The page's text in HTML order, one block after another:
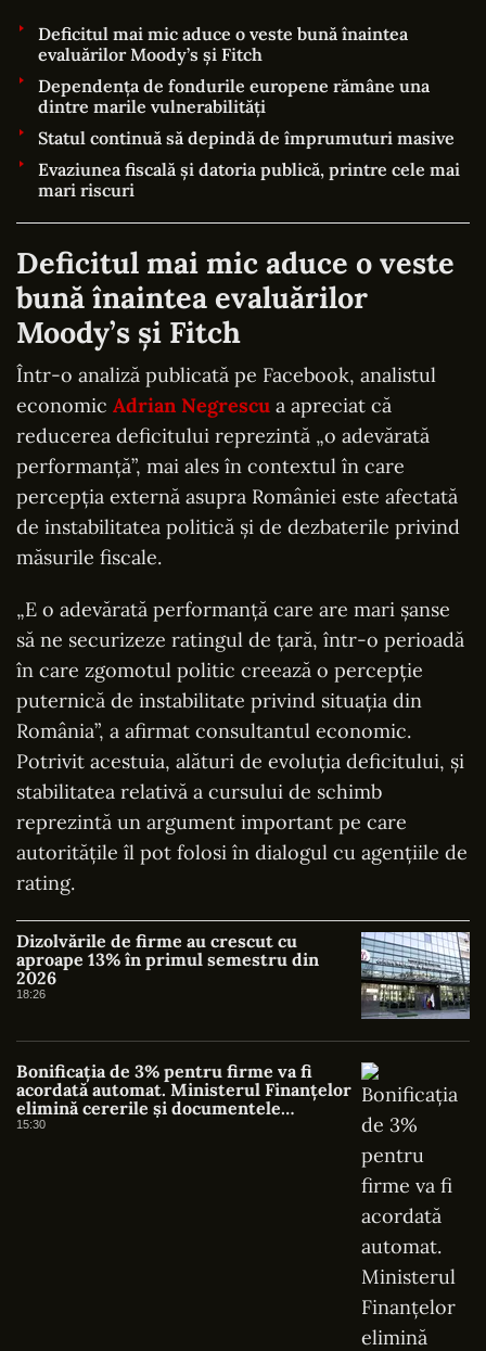
Deficitul mai mic aduce o veste bună înaintea
evaluărilor Moody’s și Fitch
Dependența de fondurile europene rămâne una
dintre marile vulnerabilități
Statul continuă să depindă de împrumuturi masive
Evaziunea fiscală și datoria publică, printre cele mai
mari riscuri
Deficitul mai mic aduce o veste
bună înaintea evaluărilor
Moody’s și Fitch
Într-o analiză publicată pe Facebook, analistul
economic Adrian Negrescu a apreciat că
reducerea deficitului reprezintă „o adevărată
performanță”, mai ales în contextul în care
percepția externă asupra României este afectată
de instabilitatea politică și de dezbaterile privind
măsurile fiscale.
„E o adevărată performanță care are mari șanse
să ne securizeze ratingul de țară, într-o perioadă
în care zgomotul politic creează o percepție
puternică de instabilitate privind situația din
România”, a afirmat consultantul economic.
Potrivit acestuia, alături de evoluția deficitului, și
stabilitatea relativă a cursului de schimb
reprezintă un argument important pe care
autoritățile îl pot folosi în dialogul cu agențiile de
rating.
Dizolvările de firme au crescut cu
aproape 13% în primul semestru din
2026
18:26
Bonificația de 3% pentru firme va fi
acordată automat. Ministerul Finanțelor
elimină cererile și documentele
suplimentare
15:30